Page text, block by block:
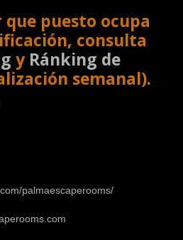
que puesto ocupa
consulta
y Ránking de
semanal).
palmaescaperooms/